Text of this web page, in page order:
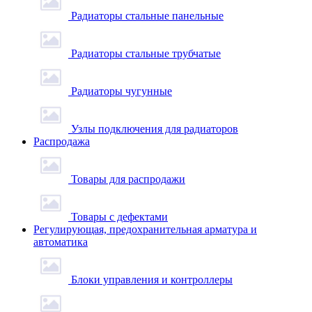
Радиаторы стальные панельные
Радиаторы стальные трубчатые
Радиаторы чугунные
Узлы подключения для радиаторов
Распродажа
Товары для распродажи
Товары с дефектами
Регулирующая, предохранительная арматура и
автоматика
Блоки управления и контроллеры